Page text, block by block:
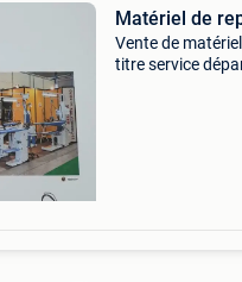
Matériel de
Vente de
titre service